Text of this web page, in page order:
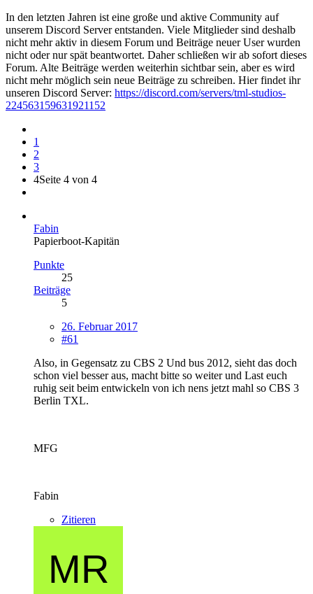
In den letzten Jahren ist eine große und aktive Community auf
unserem Discord Server entstanden. Viele Mitglieder sind deshalb
nicht mehr aktiv in diesem Forum und Beiträge neuer User wurden
nicht oder nur spät beantwortet. Daher schließen wir ab sofort dieses
Forum. Alte Beiträge werden weiterhin sichtbar sein, aber es wird
nicht mehr möglich sein neue Beiträge zu schreiben. Hier findet ihr
unseren Discord Server: https://discord.com/servers/tml-studios-
224563159631921152
1
2
3
4Seite 4 von 4
Fabin
Papierboot-Kapitän
Punkte
25
Beiträge
5
26. Februar 2017
#61
Also, in Gegensatz zu CBS 2 Und bus 2012, sieht das doch
schon viel besser aus, macht bitte so weiter und Last euch
ruhig seit beim entwickeln von ich nens jetzt mahl so CBS 3
Berlin TXL.
MFG
Fabin
Zitieren